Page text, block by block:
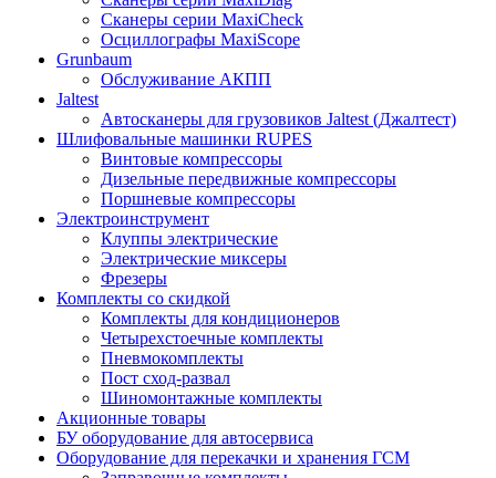
Сканеры серии MaxiCheck
Осциллографы MaxiScope
Grunbaum
Обслуживание АКПП
Jaltest
Автосканеры для грузовиков Jaltest (Джалтест)
Шлифовальные машинки RUPES
Винтовые компрессоры
Дизельные передвижные компрессоры
Поршневые компрессоры
Электроинструмент
Клуппы электрические
Электрические миксеры
Фрезеры
Комплекты со скидкой
Комплекты для кондиционеров
Четырехстоечные комплекты
Пневмокомплекты
Пост сход-развал
Шиномонтажные комплекты
Акционные товары
БУ оборудование для автосервиса
Оборудование для перекачки и хранения ГСМ